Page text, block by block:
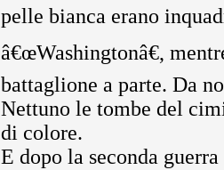
pelle bianca erano
â€œWashingtonâ€,
battaglione a parte. Da
Nettuno le tombe del
di colore.
E dopo la seconda